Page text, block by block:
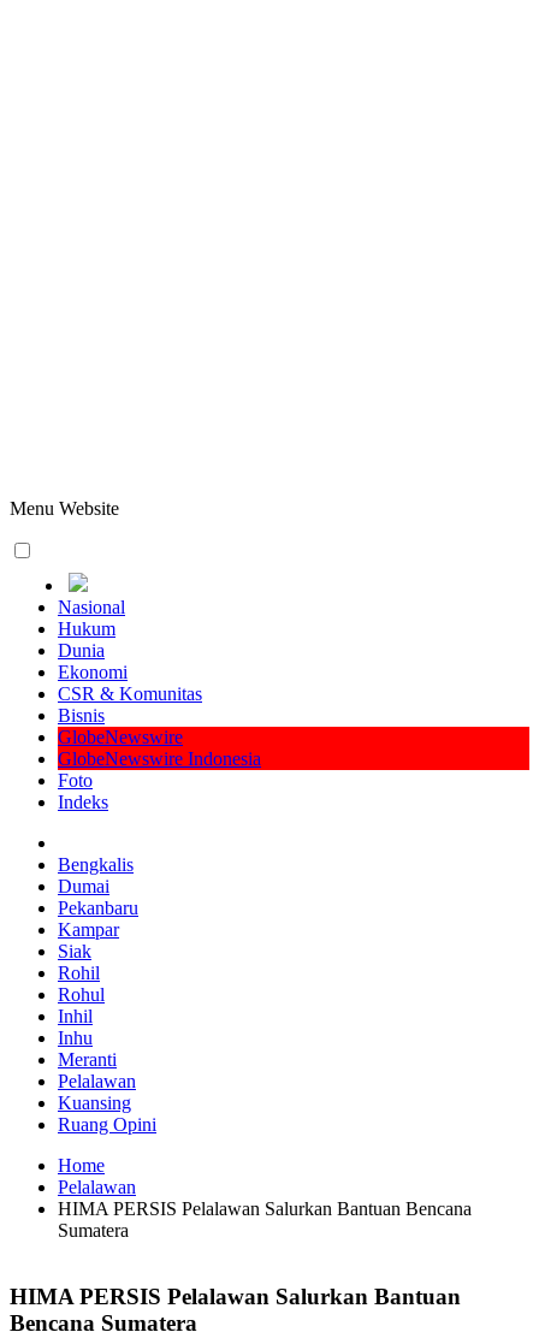
Menu Website
Nasional
Hukum
Dunia
Ekonomi
CSR & Komunitas
Bisnis
GlobeNewswire
GlobeNewswire Indonesia
Foto
Indeks
Bengkalis
Dumai
Pekanbaru
Kampar
Siak
Rohil
Rohul
Inhil
Inhu
Meranti
Pelalawan
Kuansing
Ruang Opini
Home
Pelalawan
HIMA PERSIS Pelalawan Salurkan Bantuan Bencana
Sumatera
HIMA PERSIS Pelalawan Salurkan Bantuan
Bencana Sumatera